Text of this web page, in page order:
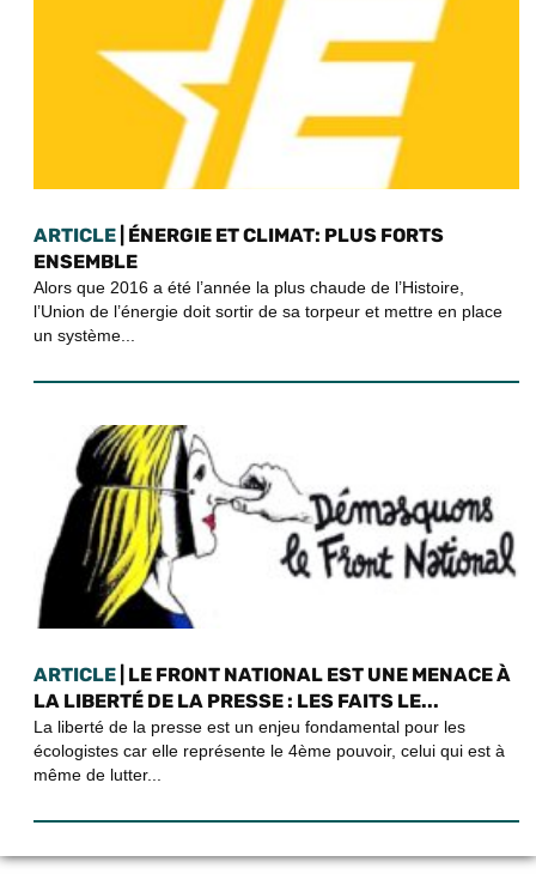
ARTICLE | ÉNERGIE ET CLIMAT: PLUS FORTS
ENSEMBLE
Alors que 2016 a été l’année la plus chaude de l’Histoire,
l’Union de l’énergie doit sortir de sa torpeur et mettre en place
un système...
ARTICLE | LE FRONT NATIONAL EST UNE MENACE À
LA LIBERTÉ DE LA PRESSE : LES FAITS LE...
La liberté de la presse est un enjeu fondamental pour les
écologistes car elle représente le 4ème pouvoir, celui qui est à
même de lutter...